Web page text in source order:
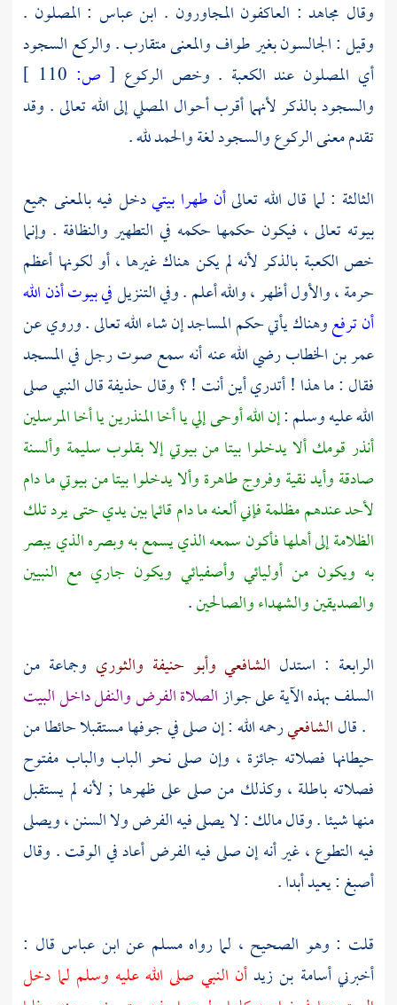
وقال مجاهد : العاكفون المجاورون . ابن عباس : المصلون .
وقيل : الجالسون بغير طواف والمعنى متقارب . والركع السجود
أي المصلون عند الكعبة . وخص الركوع [ ص:
والسجود بالذكر لأنهما أقرب أحوال المصلي إلى الله تعالى . وقد
تقدم معنى الركوع والسجود لغة والحمد لله .
الثالثة : لما قال الله تعالىأن طهرا بيتيدخل فيه بالمعنى جميع
بيوته تعالى ، فيكون حكمها حكمه في التطهير والنظافة . وإنما
خصالكعبة بالذكر لأنه لم يكن هناك غيرها ، أو لكونها أعظم
حرمة ، والأول أظهر ، والله أعلم . وفي التنزيلفي بيوت أذن الله
أن ترفعوهناك يأتي حكم المساجد إن شاء الله تعالى . وروي عن
عمر بن الخطابرضي الله عنه أنه سمع صوت رجل في المسجد
فقال : ما هذا ! أتدري أين أنت ! ؟ وقالحذيفةقال النبي صلى
الله عليه وسلم :إن الله أوحى إلي يا أخا المنذرين يا أخا المرسلين
أنذر قومك ألا يدخلوا بيتا من بيوتي إلا بقلوب سليمة وألسنة
صادقة وأيد نقية وفروج طاهرة وألا يدخلوا بيتا من بيوتي ما دام
لأحد عندهم مظلمة فإني ألعنه ما دام قائما بين يدي حتى يرد تلك
الظلامة إلى أهلها فأكون سمعه الذي يسمع به وبصره الذي يبصر
به ويكون من أوليائي وأصفيائي ويكون جاري مع النبيين
والصديقين والشهداء والصالحين.
الرابعة : استدل الشافعي وأبو حنيفة والثوري وجماعة من
السلف بهذه الآية على جوازالصلاة الفرض والنفل داخل البيت
. قالالشافعيرحمه الله : إن صلى في جوفها مستقبلا حائطا من
حيطانها فصلاته جائزة ، وإن صلى نحو الباب والباب مفتوح
فصلاته باطلة ، وكذلك من صلى على ظهرها ; لأنه لم يستقبل
منها شيئا . وقالمالك: لا يصلى فيه الفرض ولا السنن ، ويصلى
فيه التطوع ، غير أنه إن صلى فيه الفرض أعاد في الوقت . وقال
أصبغ: يعيد أبدا .
قلت : وهو الصحيح ، لما رواهمسلم عن ابن عباس قال :
أخبرنيأسامة بن زيدأن النبي صلى الله عليه وسلم لما دخل